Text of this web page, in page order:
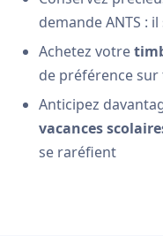
demande ANTS :
Achetez votre
de préférence
Anticipez
vacances
se raréfient